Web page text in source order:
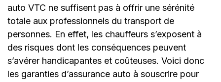
auto VTC ne suffisent pas à offrir une sérénité
totale aux professionnels du transport de
personnes. En effet, les chauffeurs s’exposent à
des risques dont les conséquences peuvent
s’avérer handicapantes et coûteuses. Voici donc
les garanties d’assurance auto à souscrire pour